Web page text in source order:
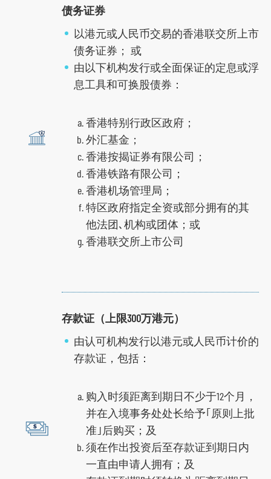
债务证券
以港元或人民币交易的香港联交所上市
债务证券； 或
由以下机构发行或全面保证的定息或浮
息工具和可换股债券：
香港特别行政区政府；
外汇基金；
香港按揭证券有限公司；
香港铁路有限公司；
香港机场管理局；
特区政府指定全资或部分拥有的其
他法团､机构或团体；或
香港联交所上市公司
存款证（上限300万港元）
由认可机构发行以港元或人民币计价的
存款证，包括：
购入时须距离到期日不少于12个月，
并在入境事务处处长给予｢原则上批
准｣后购买；及
须在作出投资后至存款证到期日内
一直由申请人拥有；及